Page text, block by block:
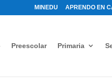
MINEDU APRENDO EN
Preescolar Primaria